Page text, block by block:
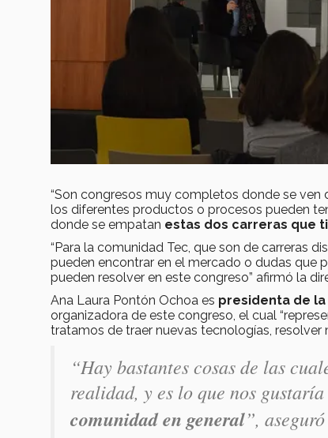
“Son congresos muy completos donde se
los diferentes productos o procesos pueden
donde se empatan estas dos carreras que
“Para la comunidad Tec, que son de carreras
pueden encontrar en el mercado o dudas que
pueden resolver en este congreso” afirmó la
Ana Laura Pontón Ochoa es presidenta de
organizadora de este congreso, el cual
tratamos de traer nuevas tecnologías, resolver
“Hay bastantes cosas de las
realidad, y es lo que nos
comunidad en general”,